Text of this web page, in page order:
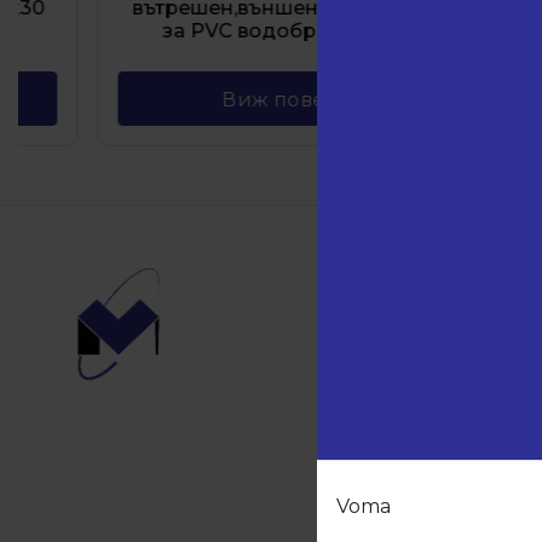
Voma
вътрешен,външен ъгъл и тапи
за PVC водобран Черен
Виж повече